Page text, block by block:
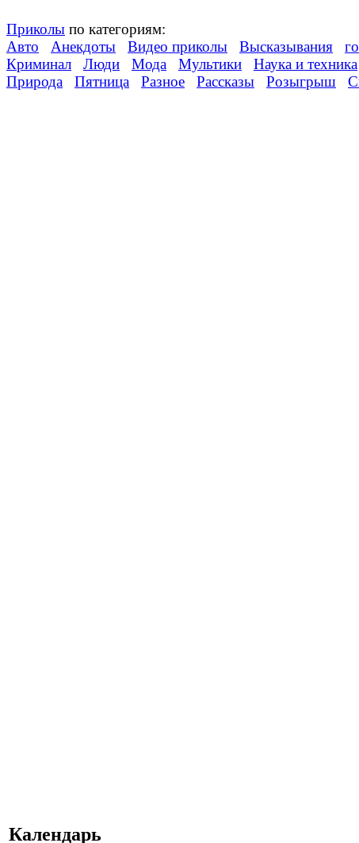
Приколы по категориям:
Авто
Анекдоты Видео приколы Высказывания
Криминал
Люди Мода Мультики Наука и техника
Природа
Пятница Разное Рассказы Розыгрыш
Календарь